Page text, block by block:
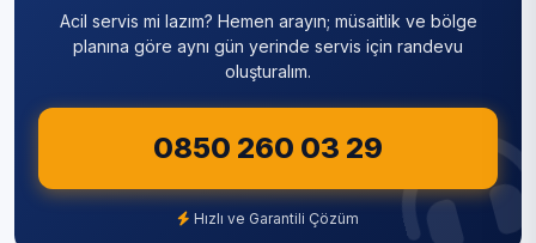
Sultanbeyli
Şişli
Acil servis mi lazım? Hemen arayın; müsaitlik ve bölge
planına göre aynı gün yerinde servis için randevu
oluşturalım.
0850 260 03 29
Hızlı ve Garantili Çözüm